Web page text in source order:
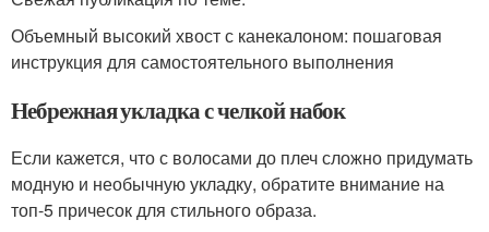
Объемный высокий хвост с канекалоном: пошаговая
инструкция для самостоятельного выполнения
Небрежная укладка с челкой набок
Если кажется, что с волосами до плеч сложно придумать
модную и необычную укладку, обратите внимание на
топ-5 причесок для стильного образа.